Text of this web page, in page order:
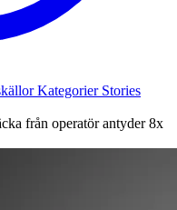
Kategorier Stories
från operatör antyder 8x